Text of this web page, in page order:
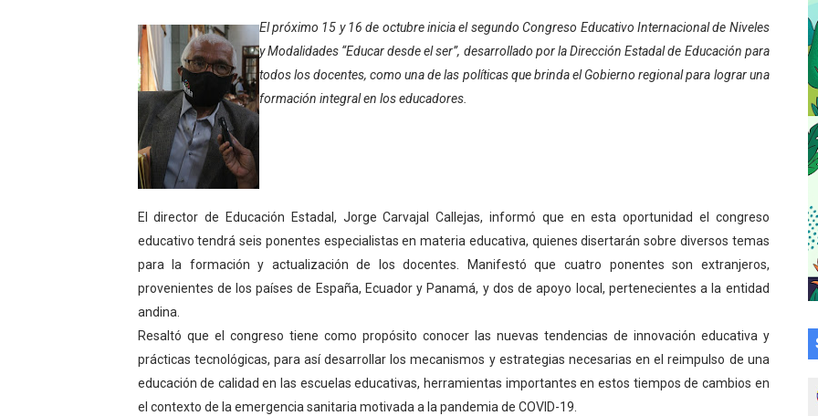
Gobierno bolivariano avanza en la transformación del hospital Sor Juana Inés
Niños merideños aprenden sobre gaita de tambora con Fundecem
Hospital universitario muestra sus avances en visita del Consejo Legislativo
Instituto Nacional de Nutrición celebra Semana Internacional de la Lactancia Materna
Gobernación de Mérida fortalece el desarrollo productivo en Rangel
Corposalud inició talleres para aspirantes al curso de Emergencia Prehospitalaria
Fortalecen formación académica de médicos en proceso de ruralidad
Campo Elías consolida plan de bacheo en el sector La Montañita
Fundecem inició con éxito el taller vacacional de origami
El próximo 15 y 16 de octubre inicia el segundo Congreso Educativo Internacional de Niveles
y Modalidades “Educar desde el ser”, desarrollado por la Dirección Estadal de Educación para
todos los docentes, como una de las políticas que brinda el Gobierno regional para lograr una
formación integral en los educadores.
El director de Educación Estadal, Jorge Carvajal Callejas, informó que en esta oportunidad el congreso
educativo tendrá seis ponentes especialistas en materia educativa, quienes disertarán sobre diversos temas
para la formación y actualización de los docentes. Manifestó que cuatro ponentes son extranjeros,
provenientes de los países de España, Ecuador y Panamá, y dos de apoyo local, pertenecientes a la entidad
andina.
Resaltó que el congreso tiene como propósito conocer las nuevas tendencias de innovación educativa y
prácticas tecnológicas, para así desarrollar los mecanismos y estrategias necesarias en el reimpulso de una
educación de calidad en las escuelas educativas, herramientas importantes en estos tiempos de cambios en
el contexto de la emergencia sanitaria motivada a la pandemia de COVID-19.